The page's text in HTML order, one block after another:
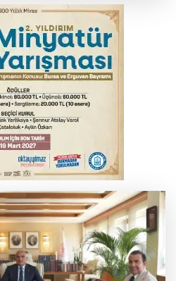
hava nasıl olacak?
Başkanı Özel'den
yorumu
primle çalışanlara müjde
kararları devletimize ve
hayırlı olsun